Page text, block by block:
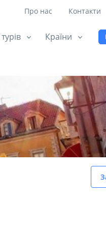
Про нас Контакти
Країни